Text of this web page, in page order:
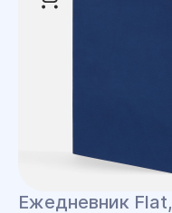
Ежедневник Flat,